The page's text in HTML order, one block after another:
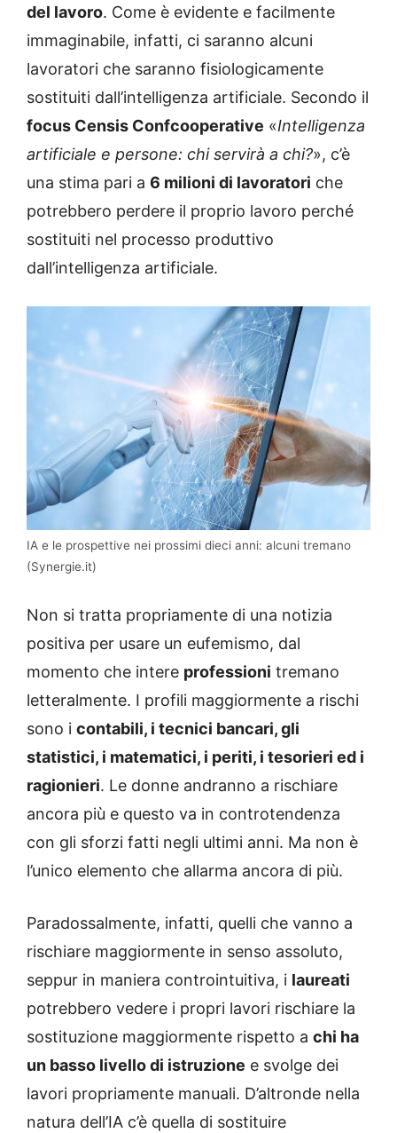
del lavoro. Come è evidente e facilmente
immaginabile, infatti, ci saranno alcuni
lavoratori che saranno fisiologicamente
sostituiti dall’intelligenza artificiale. Secondo il
focus Censis Confcooperative «Intelligenza
artificiale e persone: chi servirà a chi?», c’è
una stima pari a 6 milioni di lavoratori che
potrebbero perdere il proprio lavoro perché
sostituiti nel processo produttivo
dall’intelligenza artificiale.
IA e le prospettive nei prossimi dieci anni: alcuni tremano
(Synergie.it)
Non si tratta propriamente di una notizia
positiva per usare un eufemismo, dal
momento che intere professioni tremano
letteralmente. I profili maggiormente a rischi
sono i contabili, i tecnici bancari, gli
statistici, i matematici, i periti, i tesorieri ed i
ragionieri. Le donne andranno a rischiare
ancora più e questo va in controtendenza
con gli sforzi fatti negli ultimi anni. Ma non è
l’unico elemento che allarma ancora di più.
Paradossalmente, infatti, quelli che vanno a
rischiare maggiormente in senso assoluto,
seppur in maniera controintuitiva, i laureati
potrebbero vedere i propri lavori rischiare la
sostituzione maggiormente rispetto a chi ha
un basso livello di istruzione e svolge dei
lavori propriamente manuali. D’altronde nella
natura dell’IA c’è quella di sostituire